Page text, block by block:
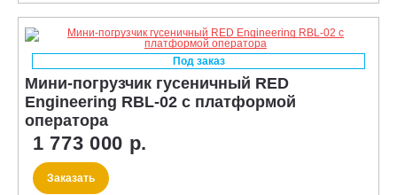
Под заказ
Мини-погрузчик гусеничный RED
Engineering RBL-02 с платформой
оператора
1 773 000 р.
Заказать